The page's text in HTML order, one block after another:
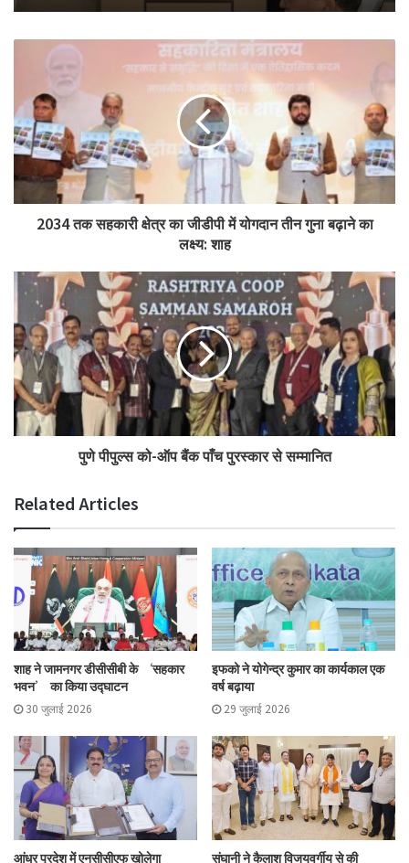
2034 तक सहकारी क्षेत्र का जीडीपी में योगदान तीन गुना बढ़ाने का
लक्ष्य: शाह
पुणे पीपुल्स को-ऑप बैंक पाँच पुरस्कार से सम्मानित
Related Articles
शाह ने जामनगर डीसीसीबी के ‘सहकार
भवन’ का किया उद्घाटन
30 जुलाई 2026
इफको ने योगेन्द्र कुमार का कार्यकाल एक
वर्ष बढ़ाया
29 जुलाई 2026
आंध्र प्रदेश में एनसीसीएफ खोलेगा संघानी ने कैलाश विजयवर्गीय से की